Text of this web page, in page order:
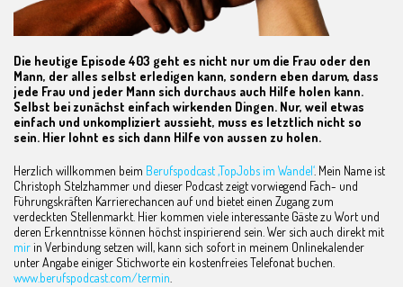
Die heutige Episode 403 geht es nicht nur um die Frau oder den
Mann, der alles selbst erledigen kann, sondern eben darum, dass
jede Frau und jeder Mann sich durchaus auch Hilfe holen kann.
Selbst bei zunächst einfach wirkenden Dingen. Nur, weil etwas
einfach und unkompliziert aussieht, muss es letztlich nicht so
sein. Hier lohnt es sich dann Hilfe von aussen zu holen.
Herzlich willkommen beim Berufspodcast ‚TopJobs im Wandel‘. Mein Name ist
Christoph Stelzhammer und dieser Podcast zeigt vorwiegend Fach- und
Führungskräften Karrierechancen auf und bietet einen Zugang zum
verdeckten Stellenmarkt. Hier kommen viele interessante Gäste zu Wort und
deren Erkenntnisse können höchst inspirierend sein. Wer sich auch direkt mit
mirin Verbindung setzen will, kann sich sofort in meinem Onlinekalender
unter Angabe einiger Stichworte ein kostenfreies Telefonat buchen.
www.berufspodcast.com/termin.